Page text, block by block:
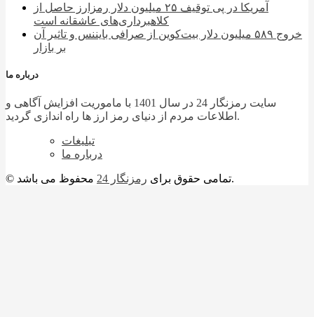
آمریکا در پی توقیف ۲۵ میلیون دلار رمزارز حاصل از
کلاهبرداری‌های عاشقانه است
خروج ۵۸۹ میلیون دلار بیت‌کوین از صرافی بایننس و تاثیر آن
بر بازار
درباره ما
سایت رمزنگار 24 در سال 1401 با ماموریت افزایش آگاهی و
اطلاعات مردم از دنیای رمز ارز ها راه اندازی گردید.
تبلیغات
درباره ما
© تمامی حقوق برای رمزنگار 24 محفوظ می باشد.